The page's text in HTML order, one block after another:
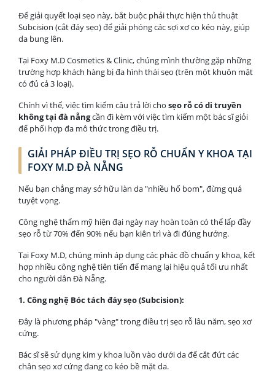
Để giải quyết loại sẹo này, bắt buộc phải thực hiện thủ thuật
Subcision (cắt đáy sẹo) để giải phóng các sợi xơ co kéo này, giúp
da bung lên.
Tại Foxy M.D Cosmetics & Clinic, chúng mình thường gặp những
trường hợp khách hàng bị đa hình thái sẹo (trên một khuôn mặt
có đủ cả 3 loại).
Chính vì thế, việc tìm kiếm câu trả lời cho sẹo rỗ có di truyền
không tại đà nẵngcần đi kèm với việc tìm kiếm một bác sĩ giỏi
để phối hợp đa mô thức trong điều trị.
GIẢI PHÁP ĐIỀU TRỊ SẸO RỖ CHUẨN Y KHOA TẠI
FOXY M.D ĐÀ NẴNG
Nếu bạn chẳng may sở hữu làn da "nhiều hố bom", đừng quá
tuyệt vọng.
Công nghệ thẩm mỹ hiện đại ngày nay hoàn toàn có thể lấp đầy
sẹo rỗ từ 70% đến 90% nếu bạn kiên trì và đi đúng hướng.
Tại Foxy M.D, chúng mình áp dụng các phác đồ chuẩn y khoa, kết
hợp nhiều công nghệ tiên tiến để mang lại hiệu quả tối ưu nhất
cho người dân Đà Nẵng.
1. Công nghệ Bóc tách đáy sẹo (Subcision):
Đây là phương pháp "vàng" trong điều trị sẹo rỗ lâu năm, sẹo xơ
cứng.
Bác sĩ sẽ sử dụng kim y khoa luồn vào dưới da để cắt đứt các
chân sẹo xơ cứng đang co kéo bề mặt da.